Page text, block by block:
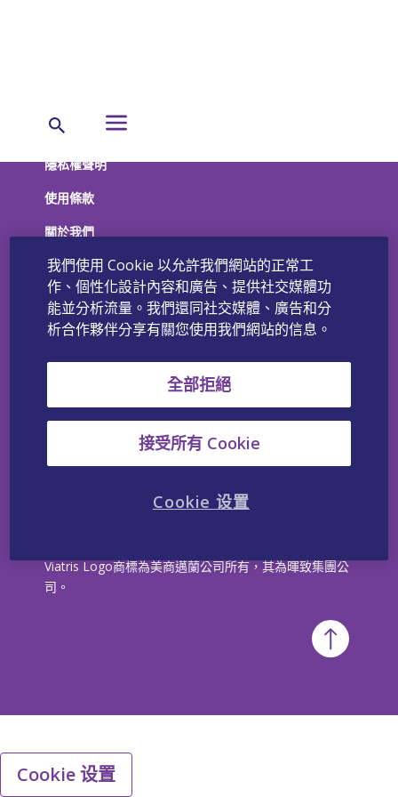
Cookies聲明
隱私權聲明
使用條款
關於我們
暉致產品
聯絡我們
Viatris Logo商標為美商邁蘭公司所有，其為暉致集團公
司。
Cookie 设置
我們使用 Cookie 以允許我們網站的正常工
作、個性化設計內容和廣告、提供社交媒體功
能並分析流量。我們還同社交媒體、廣告和分
析合作夥伴分享有關您使用我們網站的信息。
全部拒絕
接受所有 Cookie
Cookie 设置